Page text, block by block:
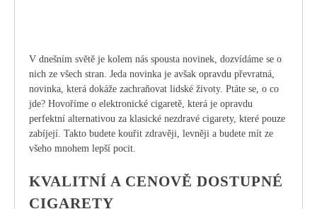
V dnešním světě je kolem nás spousta novinek, dozvídáme se o
nich ze všech stran. Jeda novinka je avšak opravdu převratná,
novinka, která dokáže zachraňovat lidské životy. Ptáte se, o co
jde? Hovoříme o elektronické cigaretě, která je opravdu
perfektní alternativou za klasické nezdravé cigarety, které pouze
zabíjejí. Takto budete kouřit zdravěji, levněji a budete mít ze
všeho mnohem lepší pocit.
KVALITNÍ A CENOVĚ DOSTUPNÉ
CIGARETY